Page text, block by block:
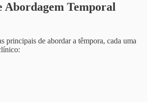
Abordagem Temporal
principais de abordar a têmpora, cada uma